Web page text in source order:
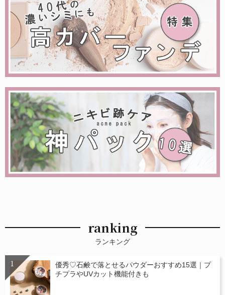
ranking
ランキング
優秀♡石鹸で落とせるパウダーおすすめ15選｜プ
チプラやUVカット機能付きも